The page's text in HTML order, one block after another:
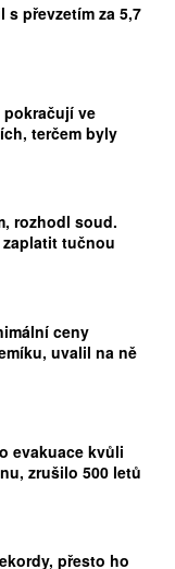
s převzetím za 5,7
pokračují ve
terčem byly
rozhodl soud.
tučnou
ceny
uvalil na ně
evakuace kvůli
zrušilo 500 letů
přesto ho